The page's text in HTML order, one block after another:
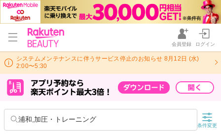
会員登録 ログイン
システムメンテナンスに伴うサービス停止のお知らせ 8月12日 (水)
2:00〜5:30
浦和,加圧・トレーニング
条件変更